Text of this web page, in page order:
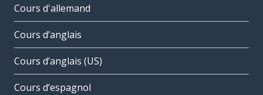
Cours d'allemand
Cours d’anglais
Cours d’anglais (US)
Cours d’espagnol